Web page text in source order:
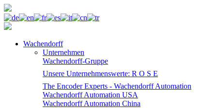
Wachendorff
Unternehmen
Wachendorff-Gruppe
Unsere Unternehmenswerte: R O S E
The Encoder Experts - Wachendorff Automation
Wachendorff Automation USA
Wachendorff Automation China